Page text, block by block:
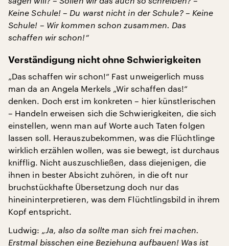
Keine Schule! – Du warst nicht in der Schule? – Keine
Schule! – Wir kommen schon zusammen. Das
schaffen wir schon!“
Verständigung nicht ohne Schwierigkeiten
„Das schaffen wir schon!“ Fast unweigerlich muss
man da an Angela Merkels „Wir schaffen das!“
denken. Doch erst im konkreten – hier künstlerischen
– Handeln erweisen sich die Schwierigkeiten, die sich
einstellen, wenn man auf Worte auch Taten folgen
lassen soll. Herauszubekommen, was die Flüchtlinge
wirklich erzählen wollen, was sie bewegt, ist durchaus
knifflig. Nicht auszuschließen, dass diejenigen, die
ihnen in bester Absicht zuhören, in die oft nur
bruchstückhafte Übersetzung doch nur das
hineininterpretieren, was dem Flüchtlingsbild in ihrem
Kopf entspricht.
Ludwig: „Ja, also da sollte man sich frei machen.
Erstmal bisschen eine Beziehung aufbauen! Was ist